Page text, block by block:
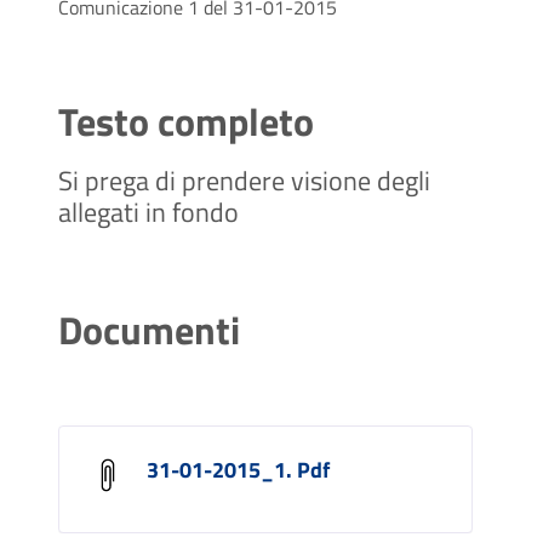
Comunicazione 1 del 31-01-2015
Testo completo
Si prega di prendere visione degli
allegati in fondo
Documenti
31-01-2015_1. Pdf